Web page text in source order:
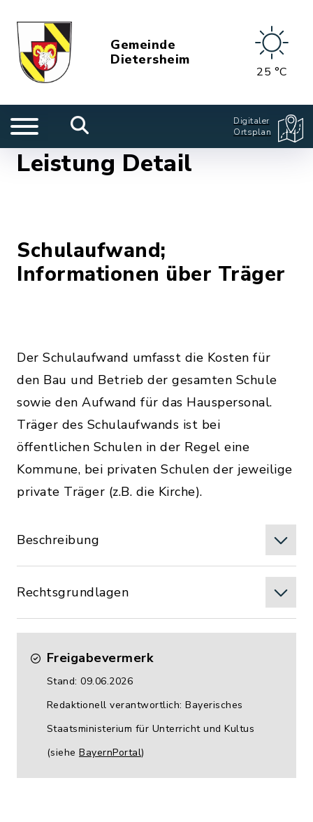
Gemeinde
Dietersheim
25 °C
Digitaler
Ortsplan
Leistung Detail
Schulaufwand;
Informationen über Träger
Der Schulaufwand umfasst die Kosten für
den Bau und Betrieb der gesamten Schule
sowie den Aufwand für das Hauspersonal.
Träger des Schulaufwands ist bei
öffentlichen Schulen in der Regel eine
Kommune, bei privaten Schulen der jeweilige
private Träger (z.B. die Kirche).
Beschreibung
Rechtsgrundlagen
Freigabevermerk
Stand: 09.06.2026
Redaktionell verantwortlich: Bayerisches
Staatsministerium für Unterricht und Kultus
(siehe BayernPortal)